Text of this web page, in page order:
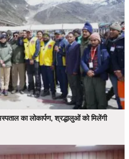
का लोकार्पण, श्रद्धालुओं को मिलेंगी